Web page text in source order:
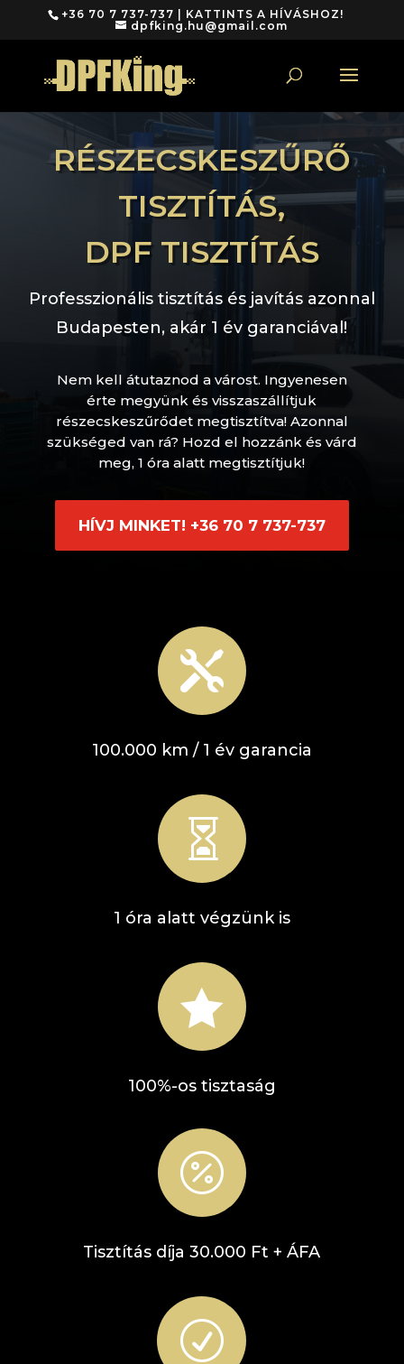
+36 70 7 737-737 | KATTINTS A HÍVÁSHOZ!
dpfking.hu@gmail.com
RÉSZECSKESZŰRŐ
TISZTÍTÁS,
DPF TISZTÍTÁS
Professzionális tisztítás és javítás azonnal
Budapesten, akár 1 év garanciával!
Nem kell átutaznod a várost. Ingyenesen
érte megyünk és visszaszállítjuk
részecskeszűrődet megtisztítva! Azonnal
szükséged van rá? Hozd el hozzánk és várd
meg, 1 óra alatt megtisztítjuk!
HÍVJ MINKET! +36 70 7 737-737

100.000 km / 1 év garancia

1 óra alatt végzünk is

100%-os tisztaság

Tisztítás díja 30.000 Ft + ÁFA
R